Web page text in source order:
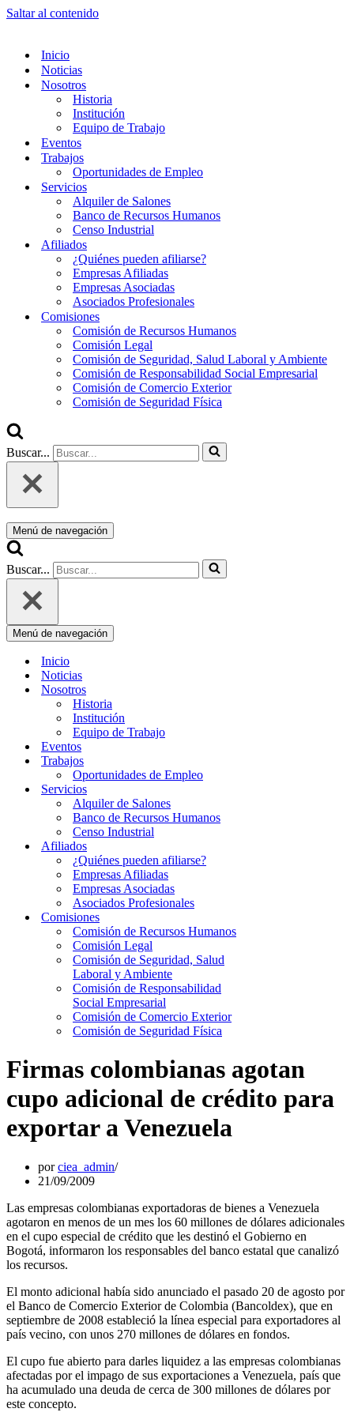
Saltar al contenido
Inicio
Noticias
Nosotros
Historia
Institución
Equipo de Trabajo
Eventos
Trabajos
Oportunidades de Empleo
Servicios
Alquiler de Salones
Banco de Recursos Humanos
Censo Industrial
Afiliados
¿Quiénes pueden afiliarse?
Empresas Afiliadas
Empresas Asociadas
Asociados Profesionales
Comisiones
Comisión de Recursos Humanos
Comisión Legal
Comisión de Seguridad, Salud Laboral y Ambiente
Comisión de Responsabilidad Social Empresarial
Comisión de Comercio Exterior
Comisión de Seguridad Física
Buscar...
Menú de navegación
Buscar...
Menú de navegación
Inicio
Noticias
Nosotros
Historia
Institución
Equipo de Trabajo
Eventos
Trabajos
Oportunidades de Empleo
Servicios
Alquiler de Salones
Banco de Recursos Humanos
Censo Industrial
Afiliados
¿Quiénes pueden afiliarse?
Empresas Afiliadas
Empresas Asociadas
Asociados Profesionales
Comisiones
Comisión de Recursos Humanos
Comisión Legal
Comisión de Seguridad, Salud
Laboral y Ambiente
Comisión de Responsabilidad
Social Empresarial
Comisión de Comercio Exterior
Comisión de Seguridad Física
Firmas colombianas agotan
cupo adicional de crédito para
exportar a Venezuela
porciea_admin
21/09/2009
Las empresas colombianas exportadoras de bienes a Venezuela
agotaron en menos de un mes los 60 millones de dólares adicionales
en el cupo especial de crédito que les destinó el Gobierno en
Bogotá, informaron los responsables del banco estatal que canalizó
los recursos.
El monto adicional había sido anunciado el pasado 20 de agosto por
el Banco de Comercio Exterior de Colombia (Bancoldex), que en
septiembre de 2008 estableció la línea especial para exportadores al
país vecino, con unos 270 millones de dólares en fondos.
El cupo fue abierto para darles liquidez a las empresas colombianas
afectadas por el impago de sus exportaciones a Venezuela, país que
ha acumulado una deuda de cerca de 300 millones de dólares por
este concepto.